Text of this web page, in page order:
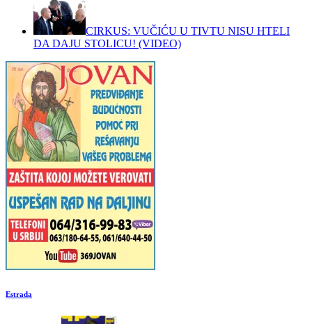
CIRKUS: VUČIĆU U TIVTU NISU HTELI
DA DAJU STOLICU! (VIDEO)
Estrada